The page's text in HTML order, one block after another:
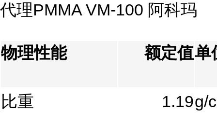
代理PMMA VM-100 阿科玛
物理性能 额定值单
比重 1.19g/